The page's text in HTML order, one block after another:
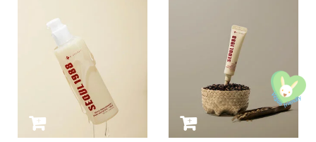
diepgaand, zonder de huid uit te